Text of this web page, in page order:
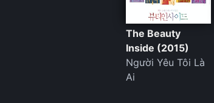
The Beauty
Inside (2015)
Người Yêu Tôi Là
Ai